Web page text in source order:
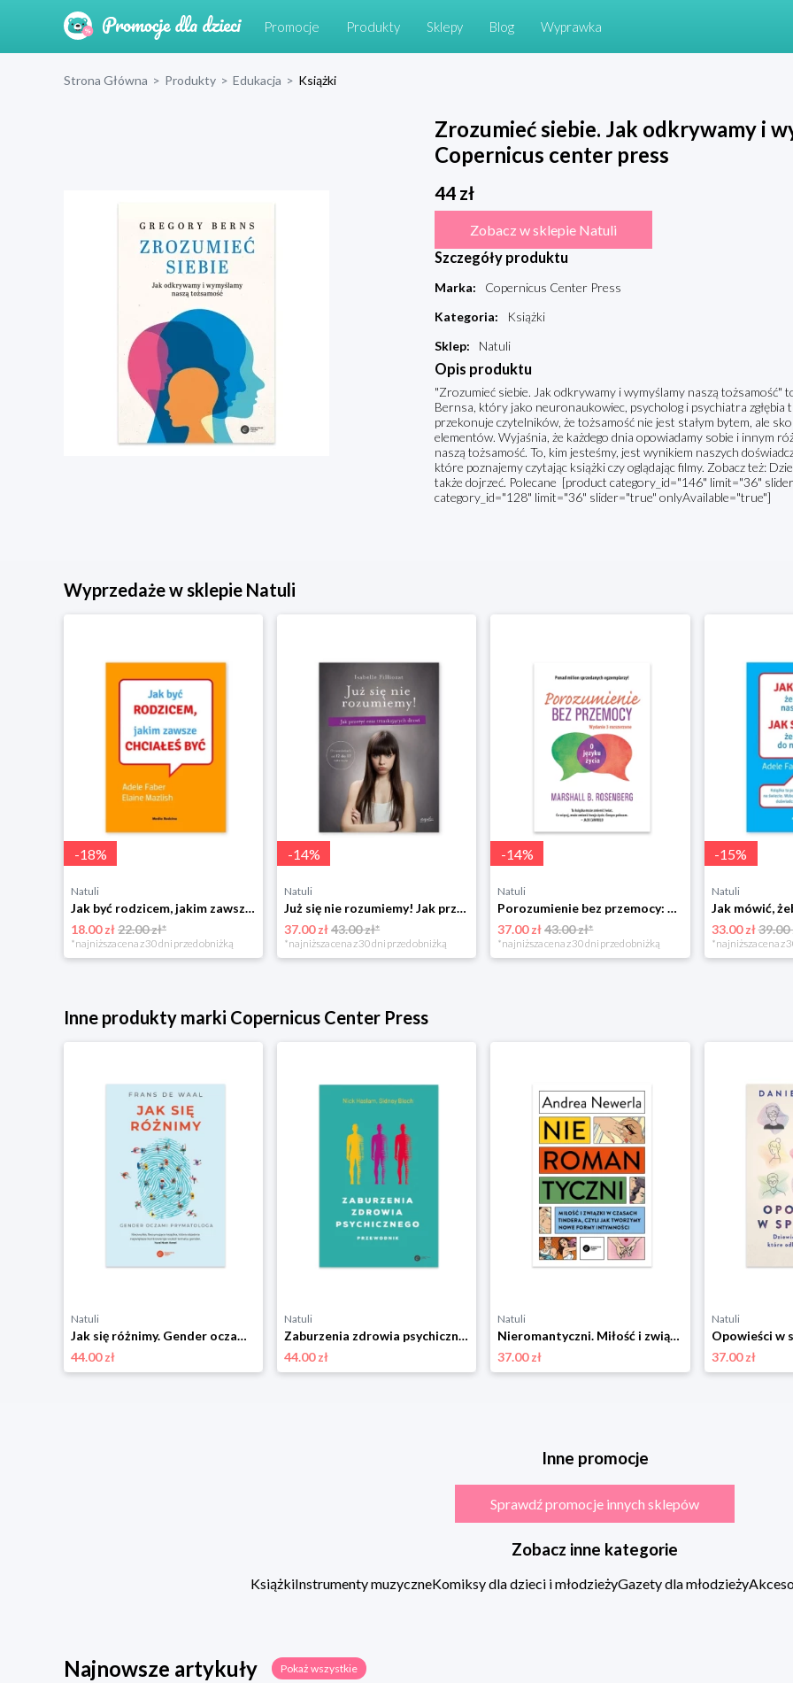
Promocje Produkty Sklepy Blog Wyprawka
Strona Główna > Produkty > Edukacja > Książki
Zrozumieć siebie. Jak odkrywamy i
Copernicus center press
44zł
Zobacz w sklepie Natuli
Szczegóły produktu
Marka:
Copernicus Center Press
Kategoria:
Książki
Sklep: Natuli
Opis produktu
"Zrozumieć siebie. Jak odkrywamy i wymyślamy naszą
Bernsa, który jako neuronaukowiec, psycholog i psychiatra
przekonuje czytelników, że tożsamość nie jest stałym bytem, ale
elementów. Wyjaśnia, że każdego dnia opowiadamy sobie i innym
naszą tożsamość. To, kim jesteśmy, jest wynikiem naszych
które poznajemy czytając książki czy oglądając filmy. Zobacz też:
także dojrzeć. Polecane [product category_id="146" limit="36"
category_id="128" limit="36" slider="true" onlyAvailable="true"]
Wyprzedaże w sklepie Natuli
-18%
Natuli
Jak być rodzicem, jakim zawsze chciałeś być Media rodzina
18.00 zł22.00 zł*
*najniższa cena z 30 dni przed obniżką
-14%
Natuli
Już się nie rozumiemy! Jak przeżyć czas trzaskających drzwi Esprit
37.00 zł43.00 zł*
*najniższa cena z 30 dni przed obniżką
-14%
Natuli
Porozumienie bez przemocy: o języku życia Czarna owca
37.00 zł43.00 zł*
*najniższa cena z 30 dni przed obniżką
-15%
Natuli
33.00 zł39.00
*najniższa cena z
Inne produkty marki Copernicus Center Press
Natuli
Jak się różnimy. Gender oczami prymatologa Copernicus center press
44.00 zł
Natuli
Zaburzenia zdrowia psychicznego. Przewodnik Copernicus center press
44.00 zł
Natuli
Nieromantyczni. Miłość i związki w czasach Tindera, czyli jak tworzymy nowe formy intymności Copernicus center press
37.00 zł
Natuli
37.00 zł
Inne promocje
Sprawdź promocje innych sklepów
Zobacz inne kategorie
KsiążkiInstrumenty muzyczneKomiksy dla dzieci i młodzieżyGazety dla młodzieży
Najnowsze artykuły Pokaż wszystkie